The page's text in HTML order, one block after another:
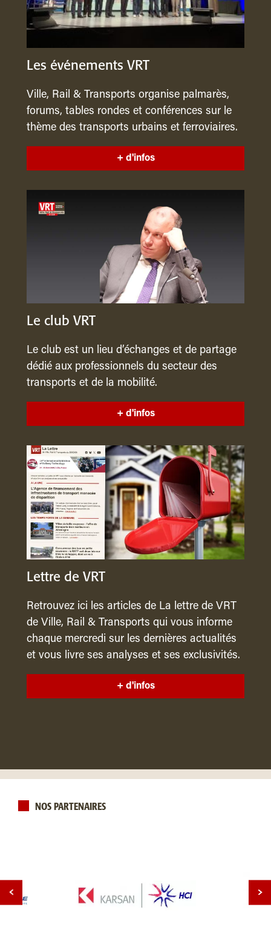
Les événements VRT
Ville, Rail & Transports organise palmarès,
forums, tables rondes et conférences sur le
thème des transports urbains et ferroviaires.
+ d'infos
Le club VRT
Le club est un lieu d’échanges et de partage
dédié aux professionnels du secteur des
transports et de la mobilité.
+ d'infos
Lettre de VRT
Retrouvez ici les articles de La lettre de VRT
de Ville, Rail & Transports qui vous informe
chaque mercredi sur les dernières actualités
et vous livre ses analyses et ses exclusivités.
+ d'infos
NOS PARTENAIRES